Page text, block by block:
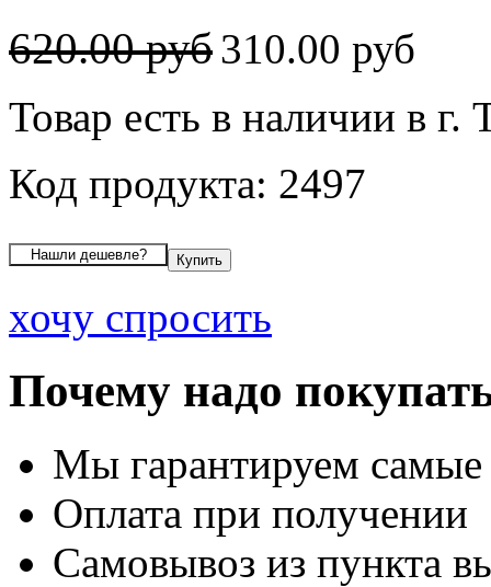
620.00 руб310.00 руб
Товар есть в наличии в г.
Код продукта: 2497
хочу спросить
Почему надо
Мы гарантируем
Оплата при получении
Самовывоз из пункта